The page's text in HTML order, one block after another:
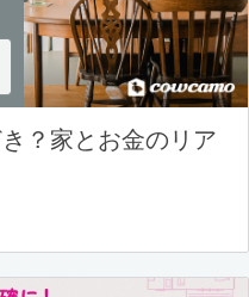
？家とお金のリア